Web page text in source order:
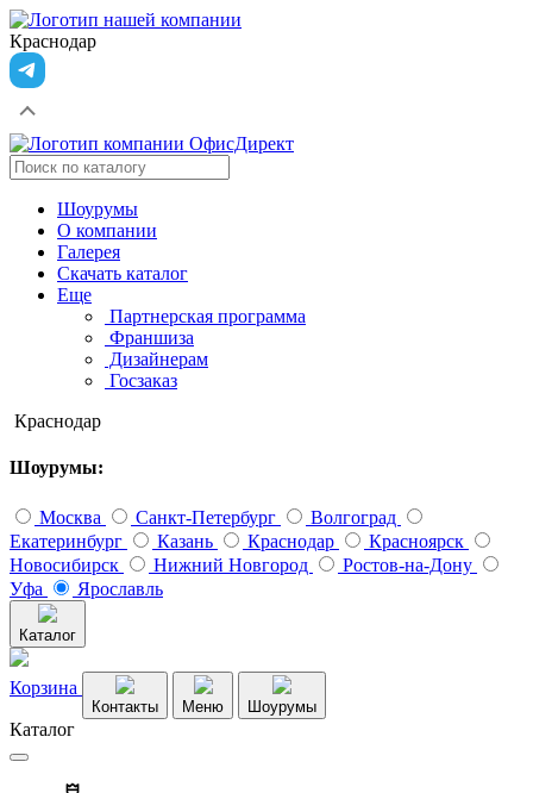
Краснодар
Шоурумы
О компании
Галерея
Скачать каталог
Еще
Партнерская программа
Франшиза
Дизайнерам
Госзаказ
Краснодар
Шоурумы:
Москва Санкт-Петербург
Волгоград
Екатеринбург
Казань Краснодар
Красноярск
Новосибирск
Нижний Новгород
Ростов-на-Дону
Уфа
Ярославль
Каталог
Корзина
Контакты Меню Шоурумы
Каталог